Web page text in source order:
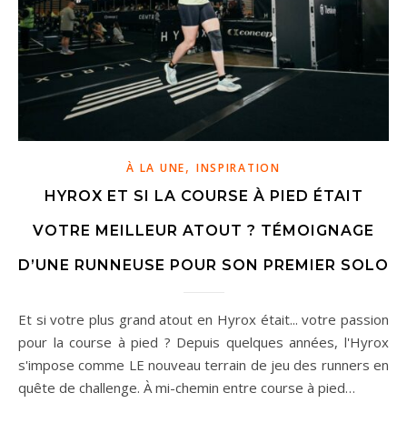
À LA UNE, INSPIRATION
HYROX ET SI LA COURSE À PIED ÉTAIT
VOTRE MEILLEUR ATOUT ? TÉMOIGNAGE
D’UNE RUNNEUSE POUR SON PREMIER SOLO
Et si votre plus grand atout en Hyrox était... votre passion
pour la course à pied ? Depuis quelques années, l'Hyrox
s'impose comme LE nouveau terrain de jeu des runners en
quête de challenge. À mi-chemin entre course à pied…